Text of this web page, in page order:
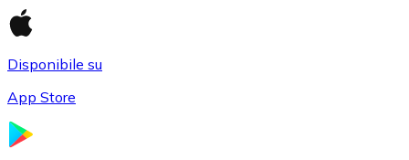
Disponibile su
App Store